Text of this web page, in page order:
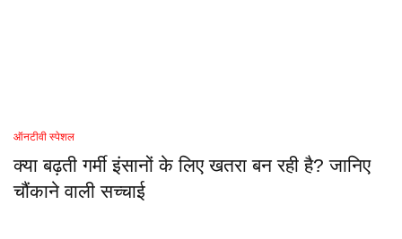
ऑनटीवी स्पेशल
क्या बढ़ती गर्मी इंसानों के लिए खतरा बन रही है? जानिए
चौंकाने वाली सच्चाई